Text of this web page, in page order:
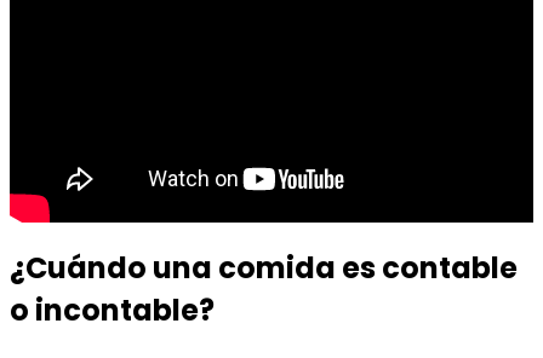
¿Cuándo una comida es contable
o incontable?